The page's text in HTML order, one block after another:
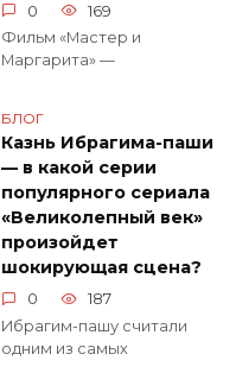
0
169
Фильм «Мастер и
Маргарита» —
БЛОГ
Казнь Ибрагима-паши
— в какой серии
популярного сериала
«Великолепный век»
произойдет
шокирующая сцена?
0
187
Ибрагим-пашу считали
одним из самых